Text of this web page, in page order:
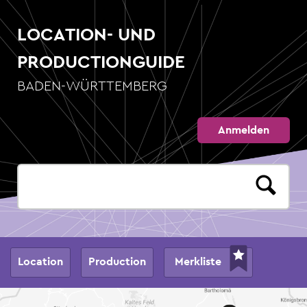
Direkt
zum
InhaltLOCATION- UND
PRODUCTIONGUIDE
BADEN-WÜRTTEMBERG
Anmelden
Hauptnavigation
Location Production Merkliste